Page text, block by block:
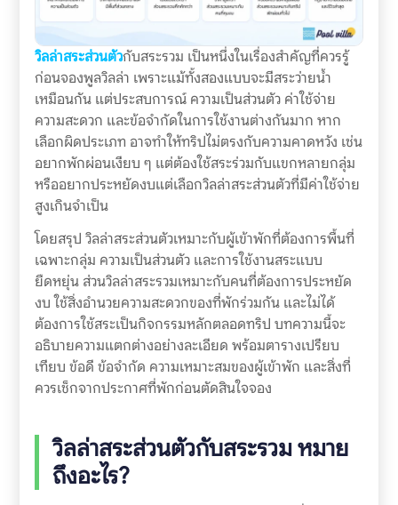
วิลล่าสระส่วนตัวกับสระรวม เป็นหนึ่งในเรื่องสำคัญที่ควรรู้
ก่อนจองพูลวิลล่า เพราะแม้ทั้งสองแบบจะมีสระว่ายน้ำ
เหมือนกัน แต่ประสบการณ์ ความเป็นส่วนตัว ค่าใช้จ่าย
ความสะดวก และข้อจำกัดในการใช้งานต่างกันมาก หาก
เลือกผิดประเภท อาจทำให้ทริปไม่ตรงกับความคาดหวัง เช่น
อยากพักผ่อนเงียบ ๆ แต่ต้องใช้สระร่วมกับแขกหลายกลุ่ม
หรืออยากประหยัดงบแต่เลือกวิลล่าสระส่วนตัวที่มีค่าใช้จ่าย
สูงเกินจำเป็น
โดยสรุป วิลล่าสระส่วนตัวเหมาะกับผู้เข้าพักที่ต้องการพื้นที่
เฉพาะกลุ่ม ความเป็นส่วนตัว และการใช้งานสระแบบ
ยืดหยุ่น ส่วนวิลล่าสระรวมเหมาะกับคนที่ต้องการประหยัด
งบ ใช้สิ่งอำนวยความสะดวกของที่พักร่วมกัน และไม่ได้
ต้องการใช้สระเป็นกิจกรรมหลักตลอดทริป บทความนี้จะ
อธิบายความแตกต่างอย่างละเอียด พร้อมตารางเปรียบ
เทียบ ข้อดี ข้อจำกัด ความเหมาะสมของผู้เข้าพัก และสิ่งที่
ควรเช็กจากประกาศที่พักก่อนตัดสินใจจอง
วิลล่าสระส่วนตัวกับสระรวม หมาย
ถึงอะไร?